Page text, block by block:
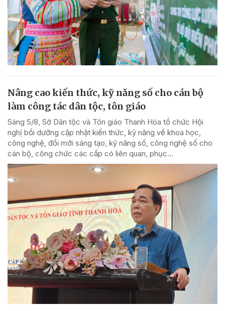
Nâng cao kiến thức, kỹ năng số cho cán bộ
làm công tác dân tộc, tôn giáo
Sáng 5/8, Sở Dân tộc và Tôn giáo Thanh Hóa tổ chức Hội
nghị bồi dưỡng cập nhật kiến thức, kỹ năng về khoa học,
công nghệ, đổi mới sáng tạo, kỹ năng số, công nghệ số cho
cán bộ, công chức các cấp có liên quan, phục...